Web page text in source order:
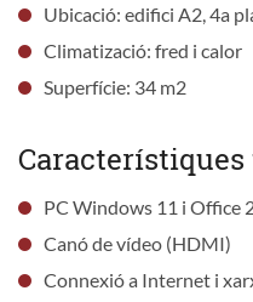
Ubicació: edifici A2, 4a
Climatizació: fred i calor
Superfície: 34 m2
PC Windows 11 i Office
Canó de vídeo (HDMI)
Connexió a Internet i